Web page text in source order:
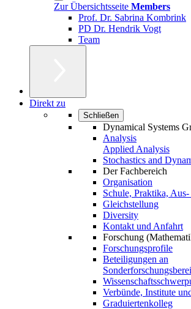
Zur Übersichtsseite Members
Prof. Dr. Sabrina Kombrink
PD Dr. Hendrik Vogt
Team
Direkt zu
Schließen
Dynamical Systems
Analysis
Applied Analysis
Stochastics and
Der Fachbereich
Organisation
Schule, Praktika,
Gleichstellung
Diversity
Kontakt und Anfahrt
Forschung
Forschungsprofile
Beteiligungen an
Verbünde, Institute
Graduiertenkolleg